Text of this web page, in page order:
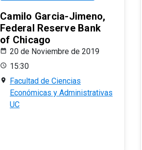
Camilo Garcia-Jimeno,
Federal Reserve Bank
of Chicago
20 de Noviembre de 2019
15:30
Facultad de Ciencias
Económicas y Administrativas
UC